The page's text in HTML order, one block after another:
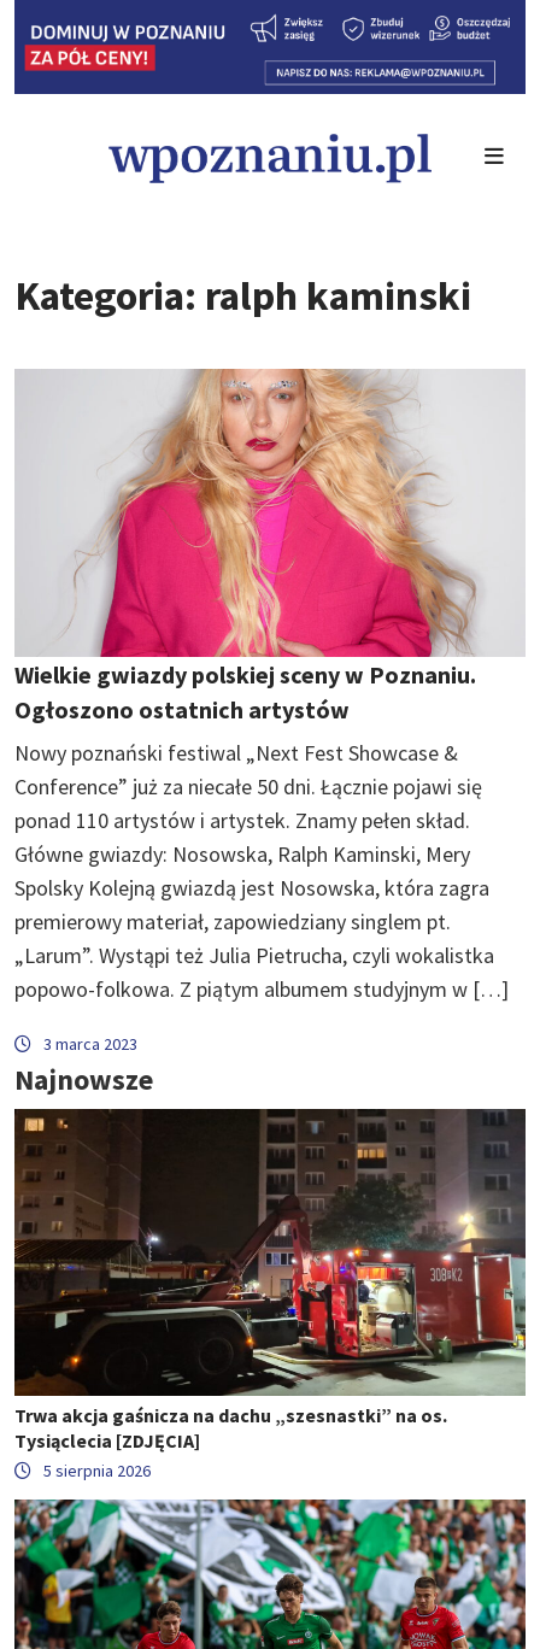
Kategoria: ralph kaminski
Wielkie gwiazdy polskiej sceny w Poznaniu.
Ogłoszono ostatnich artystów
Nowy poznański festiwal „Next Fest Showcase &
Conference” już za niecałe 50 dni. Łącznie pojawi się
ponad 110 artystów i artystek. Znamy pełen skład.
Główne gwiazdy: Nosowska, Ralph Kaminski, Mery
Spolsky Kolejną gwiazdą jest Nosowska, która zagra
premierowy materiał, zapowiedziany singlem pt.
„Larum”. Wystąpi też Julia Pietrucha, czyli wokalistka
popowo-folkowa. Z piątym albumem studyjnym w […]
3 marca 2023
Najnowsze
Trwa akcja gaśnicza na dachu „szesnastki” na os.
Tysiąclecia [ZDJĘCIA]
5 sierpnia 2026